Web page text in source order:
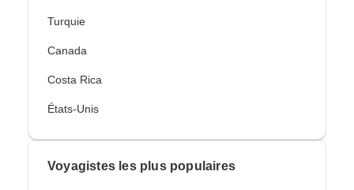
Turquie
Canada
Costa Rica
États-Unis
Voyagistes les plus populaires